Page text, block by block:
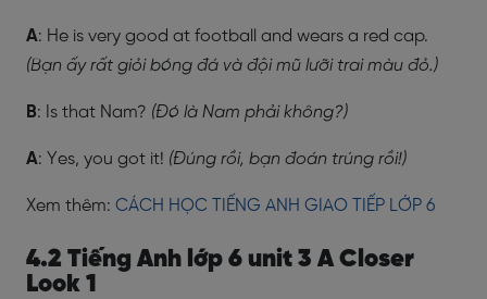
A: He is very good at football and wears a red cap.
(Bạn ấy rất giỏi bóng đá và đội mũ lưỡi trai màu đỏ.)
B: Is that Nam? (Đó là Nam phải không?)
A: Yes, you got it! (Đúng rồi, bạn đoán trúng rồi!)
Xem thêm: CÁCH HỌC TIẾNG ANH GIAO TIẾP LỚP 6
4.2 Tiếng Anh lớp 6 unit 3 A Closer
Look 1